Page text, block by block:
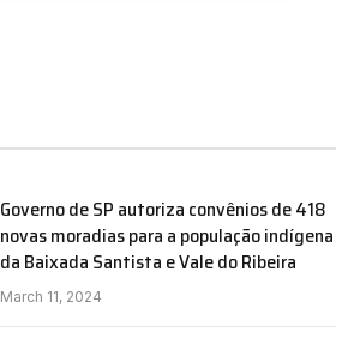
Governo de SP autoriza convênios de 418
novas moradias para a população indígena
da Baixada Santista e Vale do Ribeira
March 11, 2024